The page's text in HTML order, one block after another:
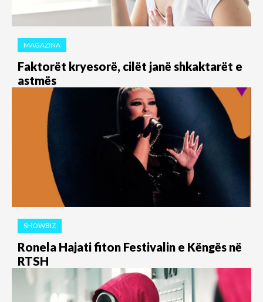
MAGAZINA
Faktorët kryesorë, cilët janë shkaktarët e
astmës
SHOWBIZ
Ronela Hajati fiton Festivalin e Këngës në
RTSH